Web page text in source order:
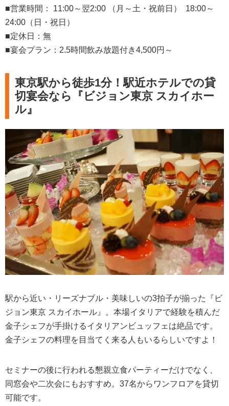
■営業時間： 11:00～翌2:00 （月～土・祝前日） 18:00～
24:00（日・祝日）
■定休日：無
■宴会プラン：2.5時間飲み放題付き4,500円～
東京駅から徒歩1分！駅近ホテルでの貸
切宴会なら『ビジョン東京 スカイホー
ル』
駅から近い・リーズナブル・美味しいの3拍子が揃った『ビ
ジョン東京 スカイホール』。本場イタリアで経験を積んだ
金子シェフが手掛けるイタリアンビュッフェは絶品です。
金子シェフの料理を目当てく来る人もいるらしいですよ！
セミナーの後に行われる懇親立食パーティーだけでなく、
同窓会や二次会にもおすすめ。37名からワンフロアを貸切
可能です。